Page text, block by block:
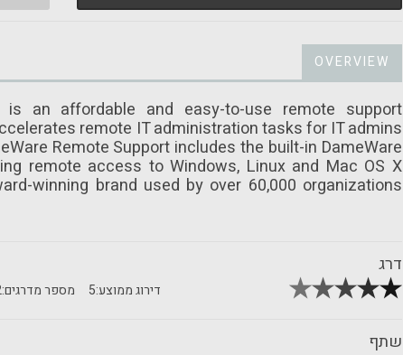
OVERVIEW
is an affordable and easy-to-use remote support
remote IT administration tasks for IT admins
Remote Support includes the built-in DameWare
remote access to Windows, Linux and Mac OS X
winning brand used by over 60,000 organizations
דרג
מספר מדרגים: דירוג ממוצע:5
שתף